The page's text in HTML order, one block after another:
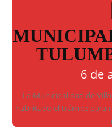
6 de
La Municipalidad de
habilitado el trámite para